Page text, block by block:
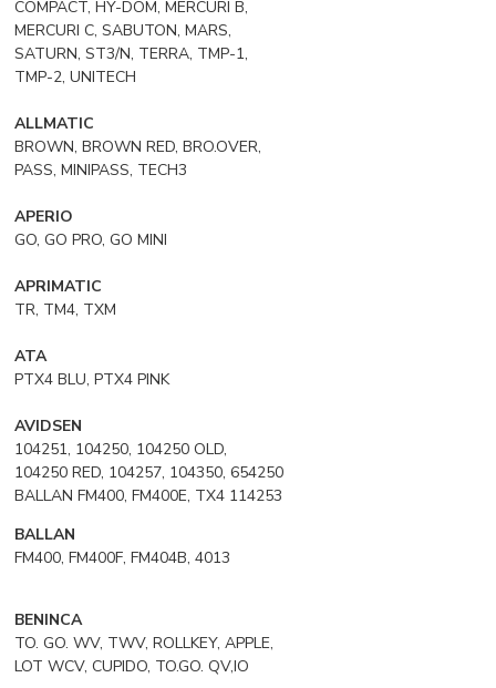
COMPACT, HY-DOM, MERCURI B,
MERCURI C, SABUTON, MARS,
SATURN, ST3/N, TERRA, TMP-1,
TMP-2, UNITECH
ALLMATIC
BROWN, BROWN RED, BRO.OVER,
PASS, MINIPASS, TECH3
APERIO
GO, GO PRO, GO MINI
APRIMATIC
TR, TM4, TXM
ATA
PTX4 BLU, PTX4 PINK
AVIDSEN
104251, 104250, 104250 OLD,
104250 RED, 104257, 104350, 654250
BALLAN FM400, FM400E, TX4 114253
BALLAN
FM400, FM400F, FM404B, 4013
BENINCA
TO. GO. WV, TWV, ROLLKEY, APPLE,
LOT WCV, CUPIDO, TO.GO. QV,IO